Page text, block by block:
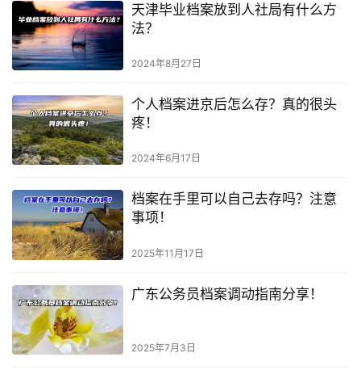
天津毕业档案放到人社局有什么方
法？
2024年8月27日
个人档案进京后怎么存？真的很头
疼！
2024年6月17日
档案在手里可以自己去存吗？注意
事项！
2025年11月17日
广东公务员档案调动指南分享！
2025年7月3日